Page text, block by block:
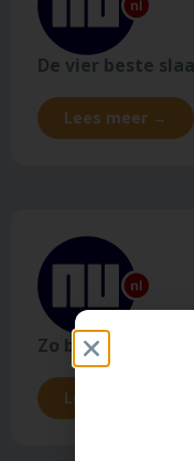
De vier beste
Lees meer →
Zo bereid je je
Lees meer →